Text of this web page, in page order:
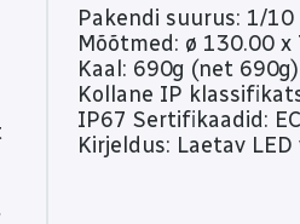
Pakendi suurus: 1/10
Mõõtmed: ø 130.00 x
Kaal: 690g (net
Kollane IP
IP67 Sertifikaadid:
Kirjeldus: Laetav LED